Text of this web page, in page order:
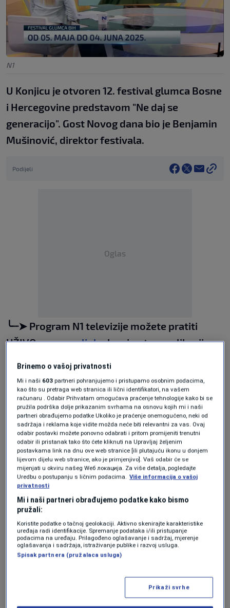
N1
U Konjicu je otvoren 12. festival glumca Bosne
i Hercegovine predstavom "Ne daj se
generacijo". Gost Novog dana bio je Benjamin
Mušinović, direktor festivala.
Podijeli
Oglas
╰┈➤ Program N1 televizije možete pratiti
UŽIVO naovom linkukao i putem aplikacija za
Više tema kao što je ova?
BENJAMIN MUŠINOVIĆ FESTIVAL GLUMCA U BIH NOVI DAN
KAKVO JE TVOJE MIŠLJENJE O OVOME?
Učestvuj u diskusiji ili pročitaj komentare
Brinemo o vašoj privatnosti
Mi i naši 603 partneri pohranjujemo i pristupamo osobnim podacima,
kao što su pretraga web stranica ili lični identifikatori, na vašem
računaru . Odabir Prihvatam omogućava praćenje tehnologije kako bi se
pružila podrška dolje prikazanim svrhama na osnovu kojih mi i naši
partneri obrađujemo podatke Ukoliko je praćenje onemogućeno, neki od
sadržaja i reklama koje vidite možda neće biti relevantni za vas. Ovaj
odabir postavki možete ponovno odabrati i pritom promijeniti trenutni
odabir ili pristanak tako što ćete kliknuti na Upravljaj željenim
postavkama link na dnu ove web stranice [ili plutajuću ikonu u donjem
lijevom dijelu web stranice, ako je primjenjivo]. Vaš odabir će se
mijenjati u okviru našeg Wеб локација. Za više detalja, pogledajte
Uredbu o postupanju s ličnim podacima. Više informacija o vašoj
privatnosti
Mi i naši partneri obrađujemo podatke kako bismo
pružali:
Koristite podatke o tačnoj geolokaciji. Aktivno skenirajte karakteristike
uređaja radi identifikacije. Spremanje podataka i/ili pristupanje
podacima na uređaju. Prilagođeno oglašavanje i sadržaj, mjerenje
oglašavanja i sadržaja, istraživanje publike i razvoj usluga.
Spisak partnera (pružalaca usluga)
Prikaži svrhe